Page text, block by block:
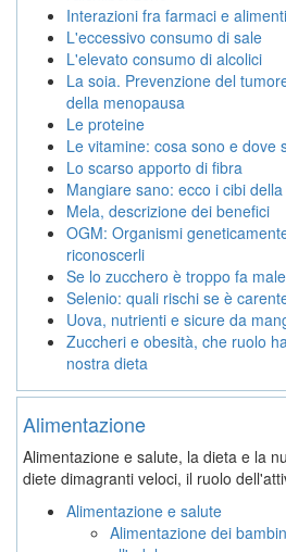
Interazioni fra farmaci e alimenti
L'eccessivo consumo di sale
L'elevato consumo di alcolici
La soia. Prevenzione del
della menopausa
Le proteine
Le vitamine: cosa sono e dove
Lo scarso apporto di fibra
Mangiare sano: ecco i cibi
Mela, descrizione dei benefici
OGM: Organismi
riconoscerli
Se lo zucchero è troppo fa
Selenio: quali rischi se è
Uova, nutrienti e sicure da
Zuccheri e obesità, che ruolo
nostra dieta
Alimentazione
Alimentazione e salute, la dieta e la
diete dimagranti veloci, il ruolo
Alimentazione e salute
Alimentazione dei